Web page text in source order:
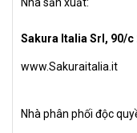
Sakura Italia Srl, 90/c
www.Sakuraitalia.it
Nhà phân phối độc